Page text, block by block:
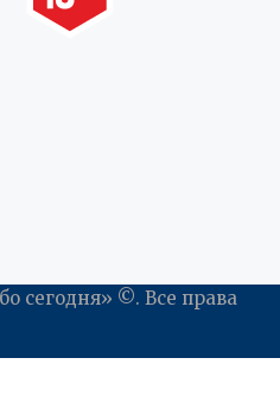
сегодня» ©. Все права